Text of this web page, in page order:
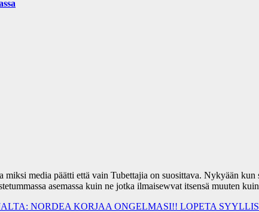
miksi media päätti että vain Tubettajia on suosittava. Nykyään kun
asemassa kuin ne jotka ilmaisewvat itsensä muuten
NORDEA KORJAA ONGELMASI!! LOPETA